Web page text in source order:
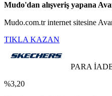
Mudo'dan alışveriş yapana
Mudo.com.tr internet sitesine
TIKLA KAZAN
PARA
%3,20